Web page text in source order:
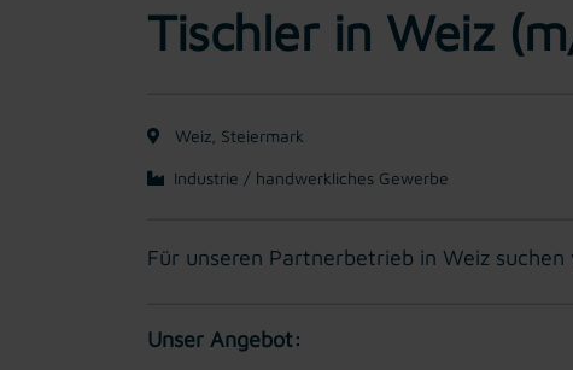
Tischler in Weiz
Weiz, Steiermark
Industrie / handwerkliches Gewerbe
Für unseren Partnerbetrieb in Weiz
Unser Angebot: